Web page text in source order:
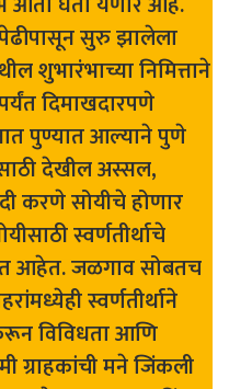
सुरु झालेला
शुभारंभाच्या निमित्ताने
दिमाखदारपणे
पुण्यात आल्याने पुणे
देखील अस्सल,
करणे सोयीचे होणार
स्वर्णतीर्थाचे
आहेत. जळगाव सोबतच
स्वर्णतीर्थाने
विविधता आणि
ग्राहकांची मने जिंकली